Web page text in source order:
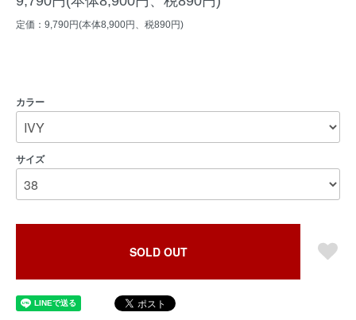
定価：9,790円(本体8,900円、税890円)
カラー
サイズ
SOLD OUT